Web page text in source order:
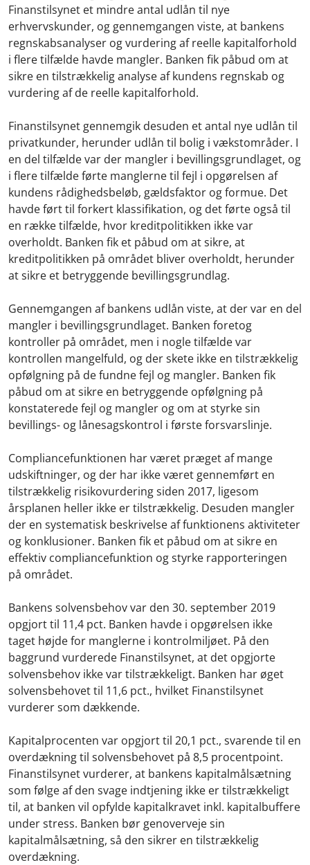
Finanstilsynet et mindre antal udlån til nye
erhvervskunder, og gennemgangen viste, at bankens
regnskabsanalyser og vurdering af reelle kapitalforhold
i flere tilfælde havde mangler. Banken fik påbud om at
sikre en tilstrækkelig analyse af kundens regnskab og
vurdering af de reelle kapitalforhold.
Finanstilsynet gennemgik desuden et antal nye udlån til
privatkunder, herunder udlån til bolig i vækstområder. I
en del tilfælde var der mangler i bevillingsgrundlaget, og
i flere tilfælde førte manglerne til fejl i opgørelsen af
kundens rådighedsbeløb, gældsfaktor og formue. Det
havde ført til forkert klassifikation, og det førte også til
en række tilfælde, hvor kreditpolitikken ikke var
overholdt. Banken fik et påbud om at sikre, at
kreditpolitikken på området bliver overholdt, herunder
at sikre et betryggende bevillingsgrundlag.
Gennemgangen af bankens udlån viste, at der var en del
mangler i bevillingsgrundlaget. Banken foretog
kontroller på området, men i nogle tilfælde var
kontrollen mangelfuld, og der skete ikke en tilstrækkelig
opfølgning på de fundne fejl og mangler. Banken fik
påbud om at sikre en betryggende opfølgning på
konstaterede fejl og mangler og om at styrke sin
bevillings- og lånesagskontrol i første forsvarslinje.
Compliancefunktionen har været præget af mange
udskiftninger, og der har ikke været gennemført en
tilstrækkelig risikovurdering siden 2017, ligesom
årsplanen heller ikke er tilstrækkelig. Desuden mangler
der en systematisk beskrivelse af funktionens aktiviteter
og konklusioner. Banken fik et påbud om at sikre en
effektiv compliancefunktion og styrke rapporteringen
på området.
Bankens solvensbehov var den 30. september 2019
opgjort til 11,4 pct. Banken havde i opgørelsen ikke
taget højde for manglerne i kontrolmiljøet. På den
baggrund vurderede Finanstilsynet, at det opgjorte
solvensbehov ikke var tilstrækkeligt. Banken har øget
solvensbehovet til 11,6 pct., hvilket Finanstilsynet
vurderer som dækkende.
Kapitalprocenten var opgjort til 20,1 pct., svarende til en
overdækning til solvensbehovet på 8,5 procentpoint.
Finanstilsynet vurderer, at bankens kapitalmålsætning
som følge af den svage indtjening ikke er tilstrækkeligt
til, at banken vil opfylde kapitalkravet inkl. kapitalbuffere
under stress. Banken bør genoverveje sin
kapitalmålsætning, så den sikrer en tilstrækkelig
overdækning.